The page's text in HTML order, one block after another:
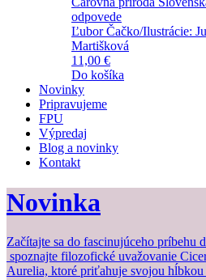
odpovede
Ľubor Čačko/Ilustrácie:
Martišková
11,00 €
Do košíka
Novinky
Pripravujeme
FPU
Výpredaj
Blog a novinky
Kontakt
Novinka
Začítajte sa do fascinujúceho príbehu
spoznajte filozofické uvažovanie
Aurelia, ktoré priťahuje svojou hĺbkou